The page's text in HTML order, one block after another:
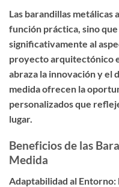
Las barandillas metálicas
función práctica, sino
significativamente al
proyecto arquitectónico
abraza la innovación y el
medida ofrecen la
personalizados que
lugar.
Beneficios de las
Medida
Adaptabilidad al Entorno: